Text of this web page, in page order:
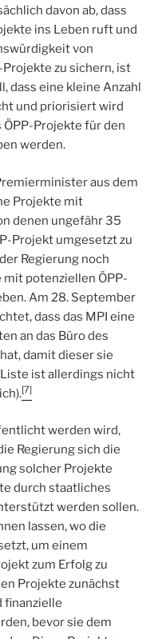
davon ab, dass
ins Leben ruft und
von
zu sichern, ist
dass eine kleine Anzahl
und priorisiert wird
ÖPP-Projekte für den
werden.
aus dem
Projekte mit
denen ungefähr 35
Projekt umgesetzt zu
Regierung noch
potenziellen ÖPP-
Am 28. September
dass das MPI eine
an das Büro des
damit dieser sie
ist allerdings nicht
[7]
werden wird,
Regierung sich die
solcher Projekte
durch staatliches
werden sollen.
lassen, wo die
um einem
zum Erfolg zu
Projekte zunächst
finanzielle
bevor sie dem